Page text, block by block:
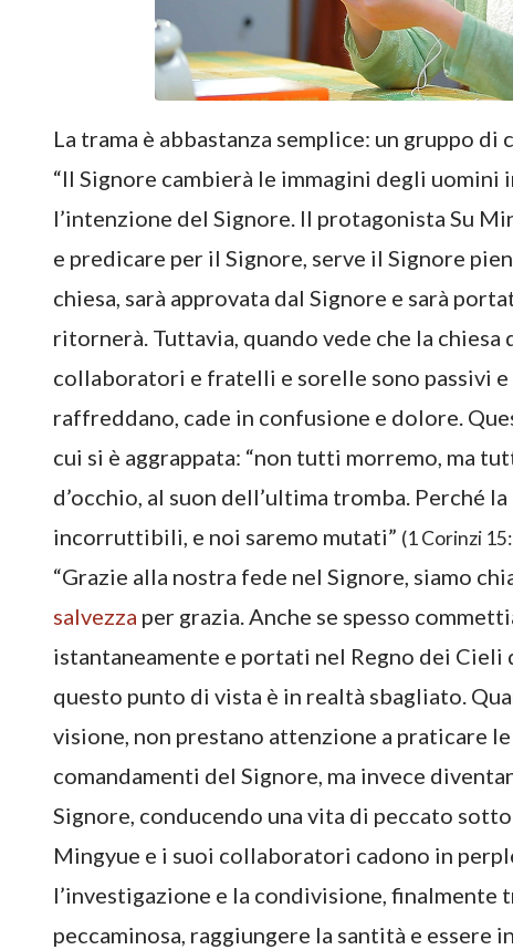
La trama è abbastanza semplice: un gruppo
“Il Signore cambierà le immagini degli uomini
l’intenzione del Signore. Il protagonista Su
e predicare per il Signore, serve il Signore
chiesa, sarà approvata dal Signore e sarà
ritornerà. Tuttavia, quando vede che la
collaboratori e fratelli e sorelle sono passivi
raffreddano, cade in confusione e dolore.
cui si è aggrappata: “non tutti morremo, ma
d’occhio, al suon dell’ultima tromba. Perché
incorruttibili, e noi saremo mutati” (1 Corinzi
“Grazie alla nostra fede nel Signore, siamo
salvezza per grazia. Anche se spesso
istantaneamente e portati nel Regno dei Cieli
questo punto di vista è in realtà sbagliato.
visione, non prestano attenzione a praticare
comandamenti del Signore, ma invece
Signore, conducendo una vita di peccato
Mingyue e i suoi collaboratori cadono in
l’investigazione e la condivisione,
peccaminosa, raggiungere la santità e essere